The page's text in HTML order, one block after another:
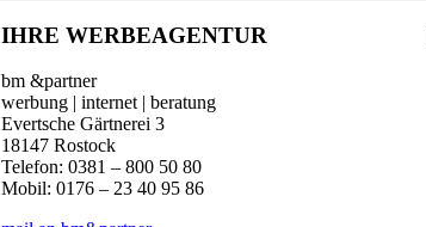
IHRE WERBEAGENTUR
bm &partner
werbung | internet | beratung
Evertsche Gärtnerei 3
18147 Rostock
Telefon: 0381 – 800 50 80
Mobil: 0176 – 23 40 95 86